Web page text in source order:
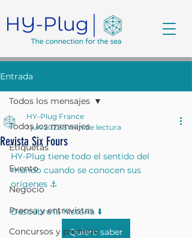
Entrada
Todos los mensajes
Etiquetas
Evento
Negocio
Prensa y entrevistas
Concursos y premios
Todos los mensajes
Revista Six Fours
HY-Plug France
1 jun 2022 3 min de lectura
HY-Plug tiene todo el sentido del
mundo cuando se conocen sus
orígenes ⚓️
Descubre la historia ⬇️
Quiero saber